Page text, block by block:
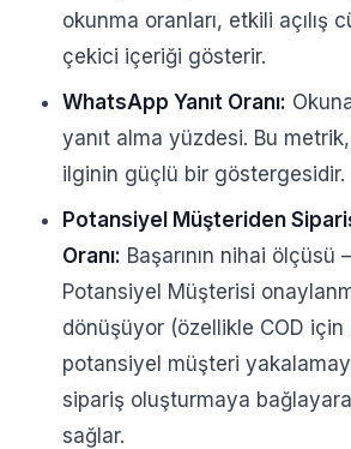
okunma oranları, etkili açılış
çekici içeriği gösterir.
WhatsApp Yanıt Oranı:
yanıt alma yüzdesi. Bu
ilginin güçlü bir göstergesidir.
Potansiyel Müşteriden
Oranı: Başarının nihai ölçüsü
Potansiyel Müşterisi
dönüşüyor (özellikle COD
potansiyel müşteri
sipariş oluşturmaya
sağlar.